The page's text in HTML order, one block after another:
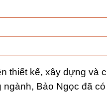
thiết kế, xây dựng và
ngành, Bảo Ngọc đã